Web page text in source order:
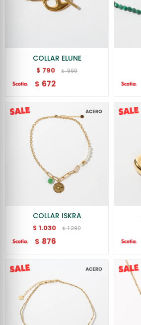
COLLAR ELUNE
$ 790 $ 990
$ 672
COLLAR ISKRA
$ 1.030 $ 1.290
$ 876